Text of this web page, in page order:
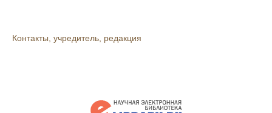
Контакты, учредитель, редакция